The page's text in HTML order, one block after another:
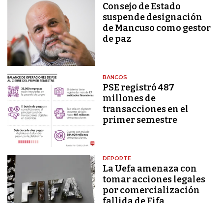
Consejo de Estado
suspende designación
de Mancuso como gestor
de paz
BANCOS
PSE registró 487
millones de
transacciones en el
primer semestre
DEPORTE
La Uefa amenaza con
tomar acciones legales
por comercialización